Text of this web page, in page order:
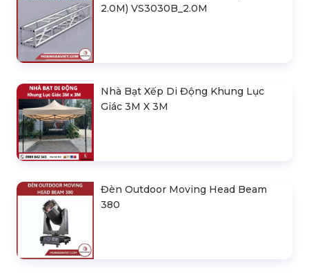
2.0M) VS3030B_2.0M
Nhà Bạt Xếp Di Động Khung Lục
Giác 3M X 3M
Đèn Outdoor Moving Head Beam
380